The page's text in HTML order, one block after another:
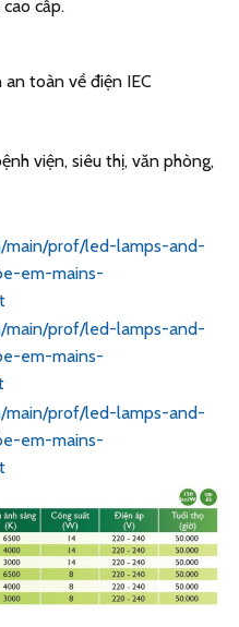
cấp.
toàn về điện IEC
viện, siêu thị, văn phòng,
main/prof/led-lamps-and-
em-mains-
main/prof/led-lamps-and-
em-mains-
main/prof/led-lamps-and-
em-mains-